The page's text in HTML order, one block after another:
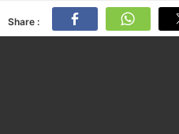
Share :